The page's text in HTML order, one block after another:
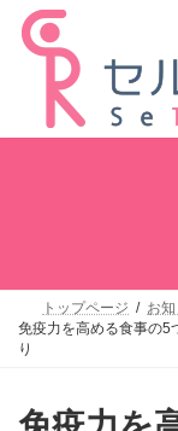
ス
ン
トップページ お
免疫力を高める食事の5
り